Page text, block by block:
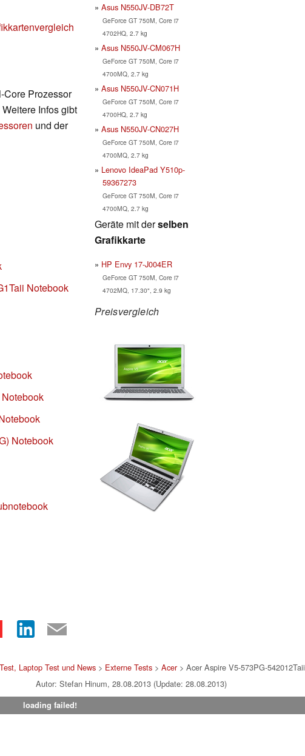
Core Prozessor
Infos gibt
und der
Notebook
Notebook
Asus N550JV-DB72T
GeForce GT 750M, Core i7
4702HQ, 2.7 kg
Asus N550JV-CM067H
GeForce GT 750M, Core i7
4700MQ, 2.7 kg
Asus N550JV-CN071H
GeForce GT 750M, Core i7
4700HQ, 2.7 kg
Asus N550JV-CN027H
GeForce GT 750M, Core i7
4700MQ, 2.7 kg
Lenovo IdeaPad Y510p-
59367273
GeForce GT 750M, Core i7
4700MQ, 2.7 kg
Geräte mit derselben
Grafikkarte
HP Envy 17-J004ER
GeForce GT 750M, Core i7
4702MQ, 17.30", 2.9 kg
Preisvergleich
Laptop Test und News> Externe Tests> Acer> Acer Aspire V5-573PG-542012Taii
Autor: Stefan Hinum, 28.08.2013 (Update: 28.08.2013)
loading failed!